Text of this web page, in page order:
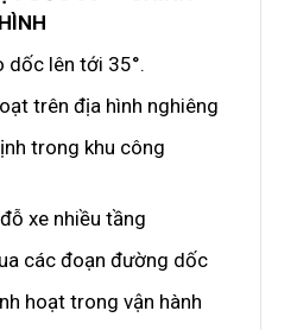
dốc lên tới 35°.
trên địa hình nghiêng
trong khu công
xe nhiều tầng
các đoạn đường dốc
hoạt trong vận hành